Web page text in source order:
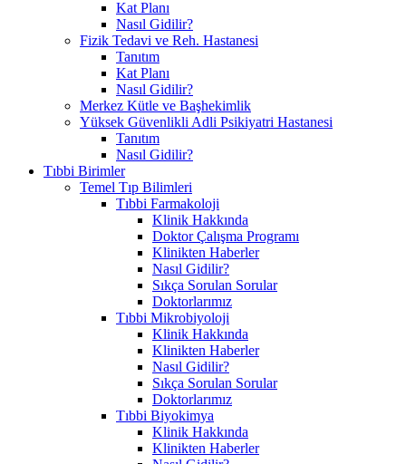
Kat Planı
Nasıl Gidilir?
Fizik Tedavi ve Reh. Hastanesi
Tanıtım
Kat Planı
Nasıl Gidilir?
Merkez Kütle ve Başhekimlik
Yüksek Güvenlikli Adli Psikiyatri Hastanesi
Tanıtım
Nasıl Gidilir?
Tıbbi Birimler
Temel Tıp Bilimleri
Tıbbi Farmakoloji
Klinik Hakkında
Doktor Çalışma Programı
Klinikten Haberler
Nasıl Gidilir?
Sıkça Sorulan Sorular
Doktorlarımız
Tıbbi Mikrobiyoloji
Klinik Hakkında
Klinikten Haberler
Nasıl Gidilir?
Sıkça Sorulan Sorular
Doktorlarımız
Tıbbi Biyokimya
Klinik Hakkında
Klinikten Haberler